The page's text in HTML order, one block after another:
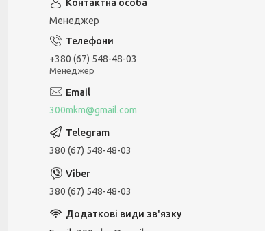
Менеджер
+380 (67) 548-48-03
Менеджер
300mkm@gmail.com
380 (67) 548-48-03
380 (67) 548-48-03